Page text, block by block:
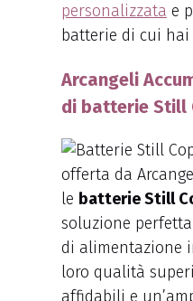
personalizzata e
batterie di cui hai
Arcangeli
di batterie Still
offerta da
le batterie Still
soluzione
di alimentazione
loro qualità
affidabili e